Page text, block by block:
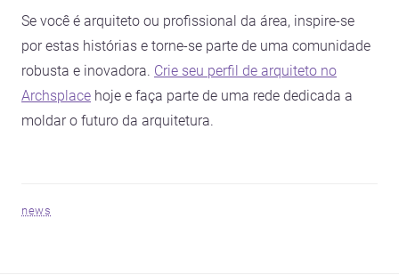
Se você é arquiteto ou profissional da área, inspire-se
por estas histórias e torne-se parte de uma comunidade
robusta e inovadora. Crie seu perfil de arquiteto no
Archsplace hoje e faça parte de uma rede dedicada a
moldar o futuro da arquitetura.
news